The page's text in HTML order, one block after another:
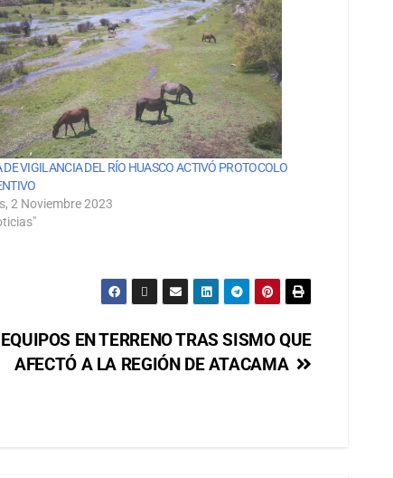
DE VIGILANCIA DEL RÍO HUASCO ACTIVÓ PROTOCOLO
2 Noviembre 2023
EN TERRENO TRAS SISMO QUE
AFECTÓ A LA REGIÓN DE ATACAMA